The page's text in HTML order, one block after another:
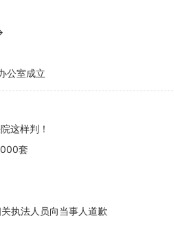
公室成立
这样判！
套
执法人员向当事人道歉